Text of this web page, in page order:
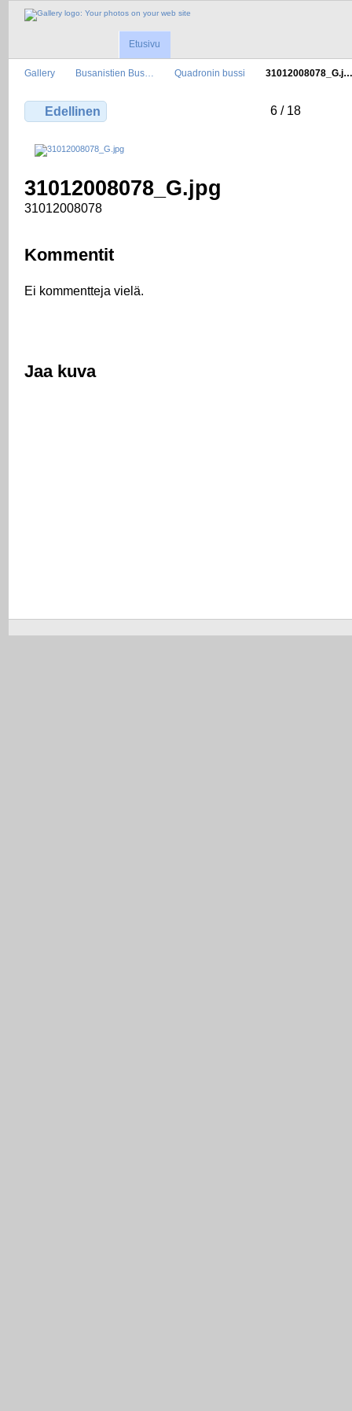
Etusivu
Gallery Busanistien Bus… Quadronin bussi 31012008078_G.j…
Edellinen 6 / 18
31012008078_G.jpg
31012008078
Kommentit
Ei kommentteja vielä.
Jaa kuva